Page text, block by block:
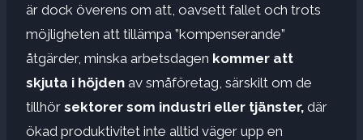
är dock överens om att, oavsett fallet och trots
möjligheten att tillämpa ”kompenserande”
åtgärder, minska arbetsdagen kommer att
skjuta i höjden av småföretag, särskilt om de
tillhör sektorer som industri eller tjänster, där
ökad produktivitet inte alltid väger upp en